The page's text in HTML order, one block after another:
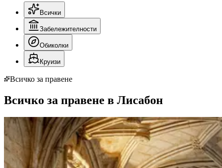
Всички
Забележителности
Обиколки
Круизи
Всичко за правене
Всичко за правене в Лисабон